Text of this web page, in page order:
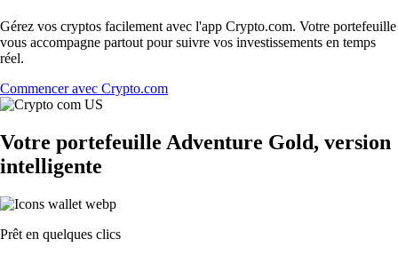
Gérez vos cryptos facilement avec l'app Crypto.com. Votre portefeuille
vous accompagne partout pour suivre vos investissements en temps
réel.
Commencer avec Crypto.com
Votre portefeuille Adventure Gold, version
intelligente
Prêt en quelques clics